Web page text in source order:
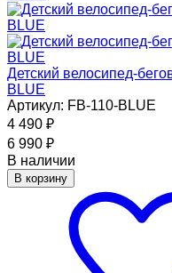
Детский велосипед-
BLUE
Артикул: FB-110-BLUE
4 490 ₽
6 990 ₽
В наличии
В корзину